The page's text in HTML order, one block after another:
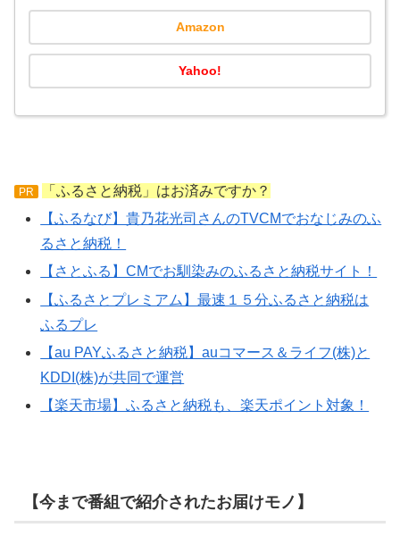
Amazon
Yahoo!
PR
「ふるさと納税」はお済みですか？
【ふるなび】貴乃花光司さんのTVCMでおなじみのふ
るさと納税！
【さとふる】CMでお馴染みのふるさと納税サイト！
【ふるさとプレミアム】最速１５分ふるさと納税は
ふるプレ
【au PAYふるさと納税】auコマース＆ライフ(株)と
KDDI(株)が共同で運営
【楽天市場】ふるさと納税も、楽天ポイント対象！
【今まで番組で紹介されたお届けモノ】